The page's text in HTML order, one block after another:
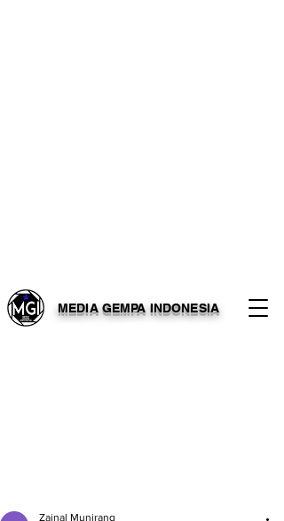
MEDIA GEMPA INDONESIA
Zainal Munirang